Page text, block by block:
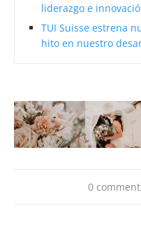
liderazgo e
TUI Suisse estrena
hito en nuestro
0